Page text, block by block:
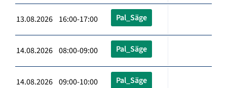
13.08.2026 16:00-17:00 Pal_Säge
14.08.2026 08:00-09:00 Pal_Säge
14.08.2026 09:00-10:00 Pal_Säge